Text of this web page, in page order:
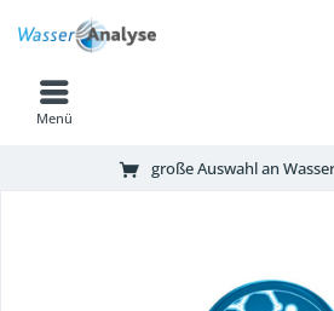
Menü
große Auswahl an